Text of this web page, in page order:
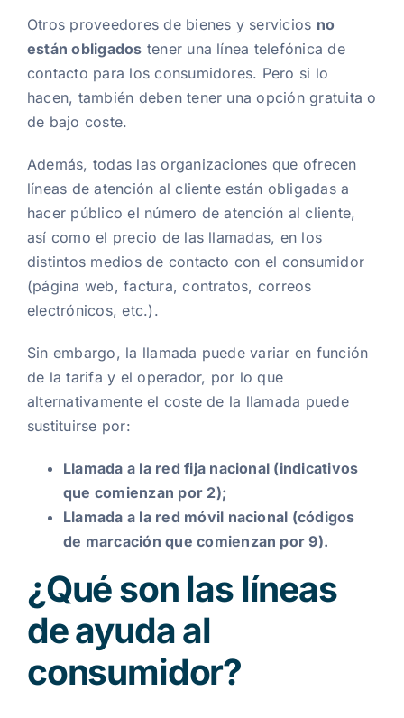
Otros proveedores de bienes y servicios no
están obligados tener una línea telefónica de
contacto para los consumidores. Pero si lo
hacen, también deben tener una opción gratuita o
de bajo coste.
Además, todas las organizaciones que ofrecen
líneas de atención al cliente están obligadas a
hacer público el número de atención al cliente,
así como el precio de las llamadas, en los
distintos medios de contacto con el consumidor
(página web, factura, contratos, correos
electrónicos, etc.).
Sin embargo, la llamada puede variar en función
de la tarifa y el operador, por lo que
alternativamente el coste de la llamada puede
sustituirse por:
Llamada a la red fija nacional (indicativos
que comienzan por 2);
Llamada a la red móvil nacional (códigos
de marcación que comienzan por 9).
¿Qué son las líneas
de ayuda al
consumidor?